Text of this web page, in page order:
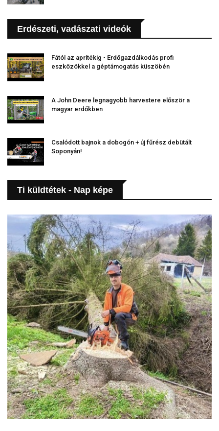
Erdészeti, vadászati videók
Fától az aprítékig - Erdőgazdálkodás profi
eszközökkel a géptámogatás küszöbén
A John Deere legnagyobb harvestere először a
magyar erdőkben
Csalódott bajnok a dobogón + új fűrész debütált
Soponyán!
Ti küldtétek - Nap képe